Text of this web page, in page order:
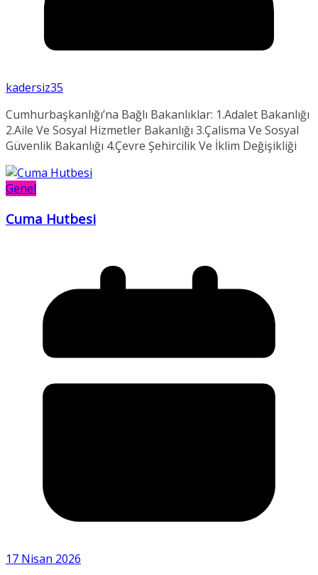
kadersiz35
Cumhurbaşkanlığı’na Bağlı Bakanlıklar: 1.Adalet Bakanlığı
2.Aile Ve Sosyal Hizmetler Bakanlığı 3.Çalisma Ve Sosyal
Güvenlik Bakanlığı 4.Çevre Şehircilik Ve İklim Değişikliği
Genel
Cuma Hutbesi
17 Nisan 2026